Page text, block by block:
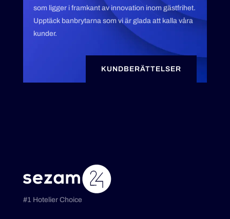
som ligger i framkant av innovation inom gästfrihet.
Upptäck banbrytarna som vi är glada att kalla våra
kunder.
KUNDBERÄTTELSER
#1 Hotelier Choice